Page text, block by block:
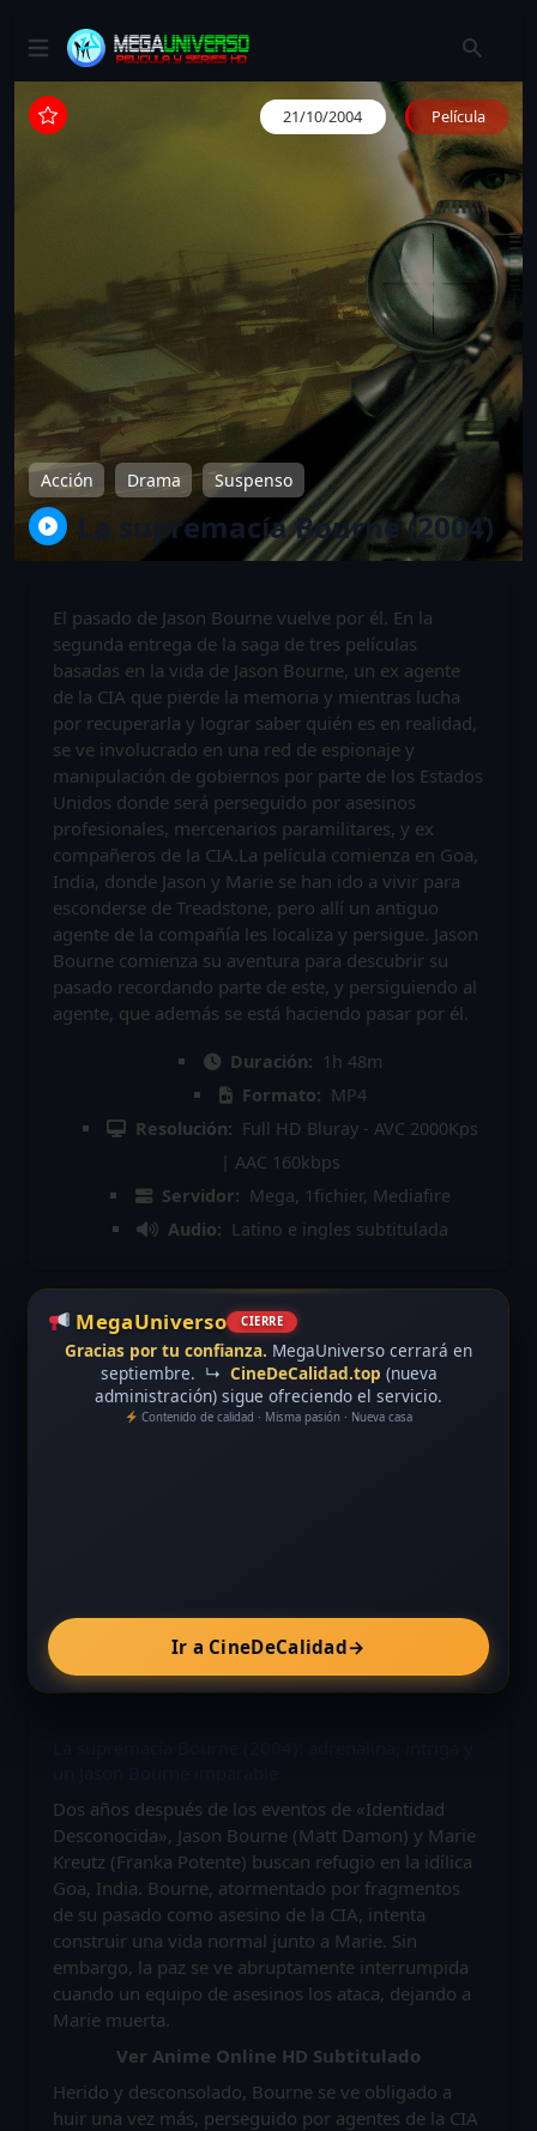
21/10/2004 Película
Acción Drama Suspenso
La supremacía Bourne (2004)
El pasado de Jason Bourne vuelve por él. En la
segunda entrega de la saga de tres películas
basadas en la vida de Jason Bourne, un ex agente
de la CIA que pierde la memoria y mientras lucha
por recuperarla y lograr saber quién es en realidad,
se ve involucrado en una red de espionaje y
manipulación de gobiernos por parte de los Estados
Unidos donde será perseguido por asesinos
profesionales, mercenarios paramilitares, y ex
compañeros de la CIA.La película comienza en Goa,
India, donde Jason y Marie se han ido a vivir para
esconderse de Treadstone, pero allí un antiguo
agente de la compañía les localiza y persigue. Jason
Bourne comienza su aventura para descubrir su
pasado recordando parte de este, y persiguiendo al
agente, que además se está haciendo pasar por él.
Duración: 1h 48m
Formato: MP4
Resolución: Full HD Bluray - AVC 2000Kps
| AAC 160kbps
Servidor: Mega, 1fichier, Mediafire
Audio: Latino e ingles subtitulada
MegaUniverso CIERRE
Gracias por tu confianza. MegaUniverso cerrará en
septiembre. ↳ CineDeCalidad.top (nueva
administración) sigue ofreciendo el servicio.
Contenido de calidad · Misma pasión · Nueva casa
Ir a CineDeCalidad→
Dos años después de los eventos de «Identidad
Desconocida», Jason Bourne (Matt Damon) y Marie
Kreutz (Franka Potente) buscan refugio en la idílica
Goa, India. Bourne, atormentado por fragmentos
de su pasado como asesino de la CIA, intenta
construir una vida normal junto a Marie. Sin
embargo, la paz se ve abruptamente interrumpida
cuando un equipo de asesinos los ataca, dejando a
Marie muerta.
Ver Anime Online HD Subtitulado
Herido y desconsolado, Bourne se ve obligado a
huir una vez más, perseguido por agentes de la CIA